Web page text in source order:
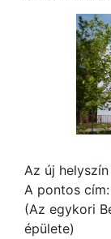
Az új
A pontos cím:
(Az egykori
épülete)